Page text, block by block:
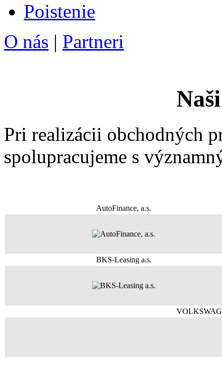
Poistenie
O nás | Partneri
Pri realizácii obchodných
spolupracujeme s
AutoFinance, a.s.
BKS-Leasing a.s.